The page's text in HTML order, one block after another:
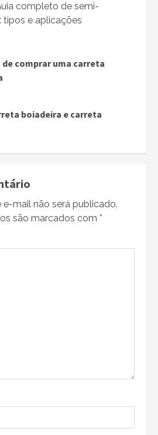
completo de semi-
tipos e aplicações
de comprar uma carreta
boiadeira e carreta
e-mail não será publicado.
são marcados com *